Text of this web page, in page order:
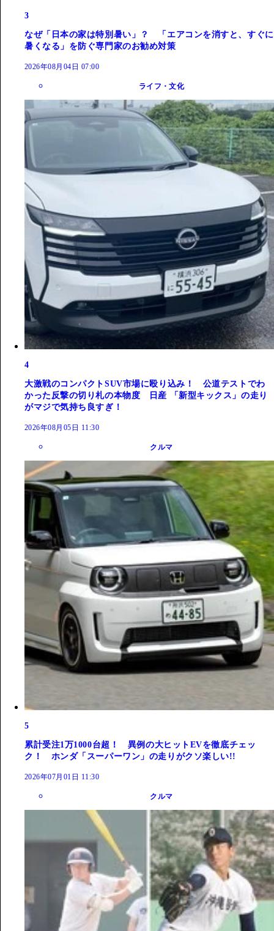
3
なぜ「日本の家は特別暑い」？ 「エアコンを消すと、すぐに
暑くなる」を防ぐ専門家のお勧め対策
2026年08月04日 07:00
ライフ・文化
4
大激戦のコンパクトSUV市場に殴り込み！ 公道テストでわ
かった反撃の切り札の本物度 日産 「新型キックス」の走り
がマジで気持ち良すぎ！
2026年08月05日 11:30
クルマ
5
累計受注1万1000台超！ 異例の大ヒットEVを徹底チェッ
ク！ ホンダ「スーパーワン」の走りがクソ楽しい!!
2026年07月01日 11:30
クルマ